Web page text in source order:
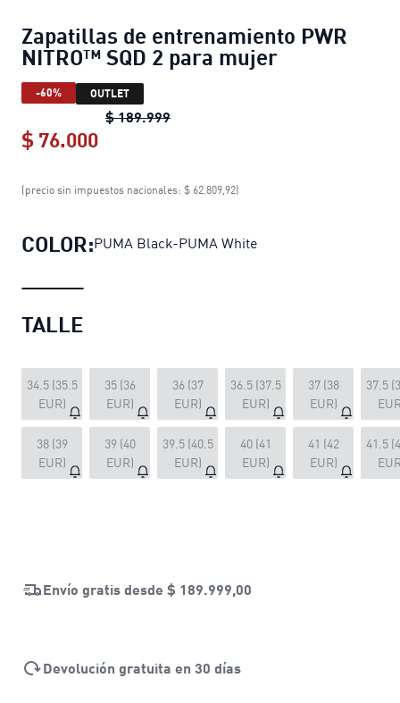
Zapatillas de entrenamiento PWR
NITRO™ SQD 2 para mujer
-60% OUTLET
$ 189.999Zapatillas de entrenamiento PWR
$ 76.000
Zapatillas de entrenamiento PWR
(precio sin impuestos nacionales: $ 62.809,92)
COLOR:PUMA Black-PUMA White
TALLE
34.5 (35.5
EUR)
35 (36
EUR)
36 (37
EUR)
36.5 (37.5
EUR)
37 (38
EUR)
37.5
38 (39
EUR)
39 (40
EUR)
39.5 (40.5
EUR)
40 (41
EUR)
41 (42
EUR)
41.5
Envío gratis desde $ 189.999,00
Devolución gratuita en 30 días